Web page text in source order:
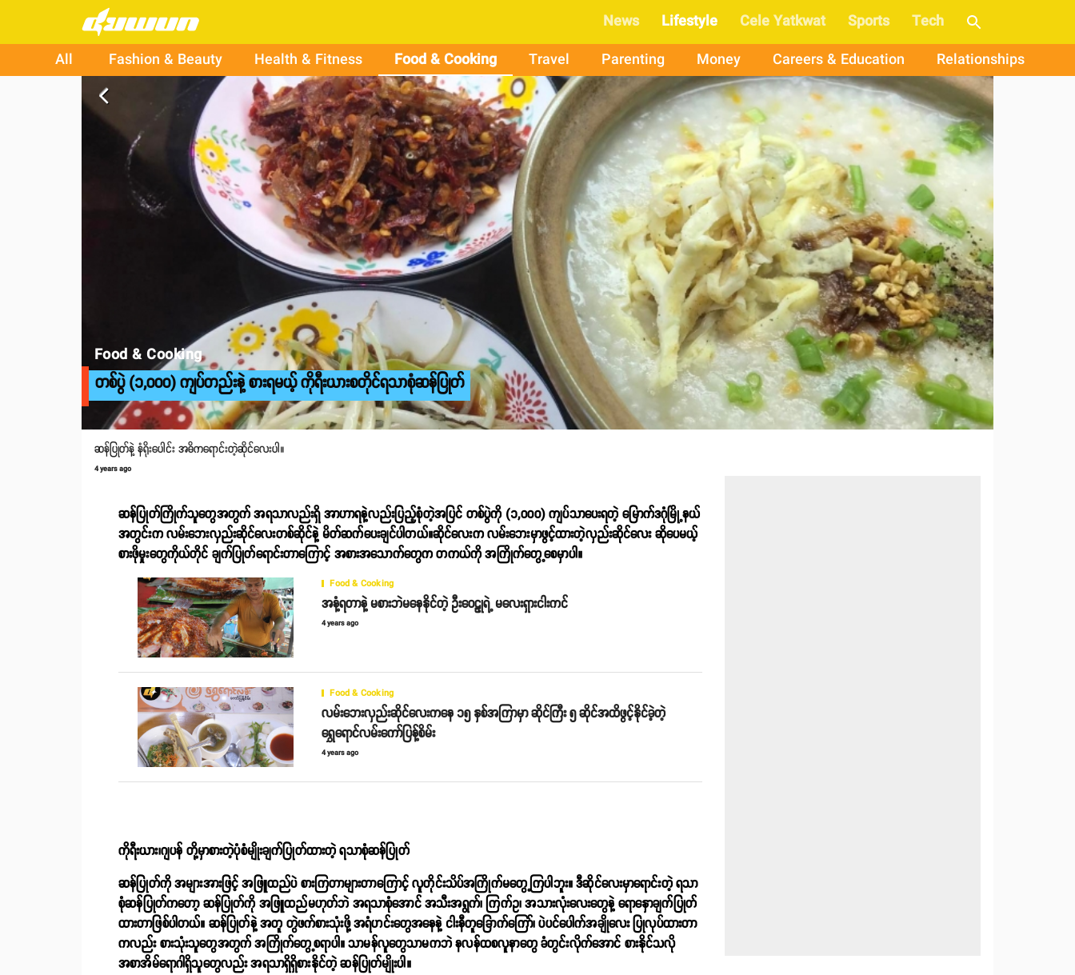
News Lifestyle Cele Yatkwat Sports
Tech
All
Fashion & Beauty Health & Fitness Food & Cooking Travel Parenting Money Careers & Education Relationships
arrow_back_ios
Food & Cooking
တစ်ပွဲ (၁,၀၀၀) ကျပ်တည်းနဲ့ စားရမယ့် ကိုရီးယားစတိုင်ရသာစုံဆန်ပြုတ်
ဆန်ပြုတ်နဲ့ နံရိုးပေါင်း အဓိကရောင်းတဲ့ဆိုင်လေးပါ။
4 years ago
ဆန်ပြုတ်ကြိုက်သူတွေအတွက် အရသာလည်းရှိ အာဟာရနဲ့လည်းပြည့်စုံတဲ့အပြင် တစ်ပွဲကို (၁,၀၀၀) ကျပ်သာပေးရတဲ့ မြောက်ဒဂုံမြို့နယ်
အတွင်းက လမ်းဘေးလှည်းဆိုင်လေးတစ်ဆိုင်နဲ့ မိတ်ဆက်ပေးချင်ပါတယ်။ဆိုင်လေးက လမ်းဘေးမှာဖွင့်ထားတဲ့လှည်းဆိုင်လေး ဆိုပေမယ့်
စားဖိုမှုးတွေကိုယ်တိုင် ချက်ပြုတ်ရောင်းတာကြောင့် အစားအသောက်တွေက တကယ်ကို အကြိုက်တွေ့စေမှာပါ။
Food & Cooking
အနံ့ရတာနဲ့ မစားဘဲမနေနိုင်တဲ့ ဦးဝေဠုရဲ့ မလေးရှားငါးကင်
4 years ago
Food & Cooking
လမ်းဘေးလှည်းဆိုင်လေးကနေ ၁၅ နှစ်အကြာမှာ ဆိုင်ကြီး ၅ ဆိုင်အထိဖွင့်နိုင်ခဲ့တဲ့
ရွှေရောင်လမ်းကော်ပြန့်စိမ်း
4 years ago
ကိုရီးယား၊ဂျပန် တို့မှာစားတဲ့ပုံစံမျိုးချက်ပြုတ်ထားတဲ့ ရသာစုံဆန်ပြုတ်
ဆန်ပြုတ်ကို အများအားဖြင့် အဖြူထည်ပဲ စားကြတာများတာကြောင့် လူတိုင်းသိပ်အကြိုက်မတွေ့ကြပါဘူး။ ဒီဆိုင်လေးမှာရောင်းတဲ့ ရသာ
စုံဆန်ပြုတ်ကတော့ ဆန်ပြုတ်ကို အဖြူထည်မဟုတ်ဘဲ အရသာစုံအောင် အသီးအရွက်၊ ကြက်ဥ၊ အသားလုံးလေးတွေနဲ့ ရောနှောချက်ပြုတ်
ထားတာဖြစ်ပါတယ်။ ဆန်ပြုတ်နဲ့ အတူ တွဲဖက်စားသုံးဖို့ အရံဟင်းတွေအနေနဲ့ ငါးနီတူခြောက်ကြော်၊ ပဲပင်ပေါက်အချိုလေး ပြုလုပ်ထားတာ
ကလည်း စားသုံးသူတွေအတွက် အကြိုက်တွေ့စရာပါ။ သာမန်လူတွေသာမကဘဲ နလန်ထစလူနာတွေ ခံတွင်းလိုက်အောင် စားနိုင်သလို
အစာအိမ်ရောဂါရှိသူတွေလည်း အရသာရှိရှိစားနိုင်တဲ့ ဆန်ပြုတ်မျိုးပါ။